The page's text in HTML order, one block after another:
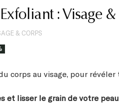
: Visage &
& CORPS
corps au visage, pour
et lisser le grain de votre peau